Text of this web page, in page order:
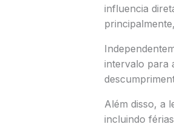
influencia
intervalo para
Além disso, a
incluindo